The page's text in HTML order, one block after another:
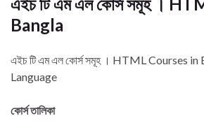
Bangla
এইচ টি এম এল কোর্স সমূহ । HTML Courses
Language
কোর্স তালিকা